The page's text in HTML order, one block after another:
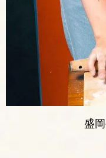
盛